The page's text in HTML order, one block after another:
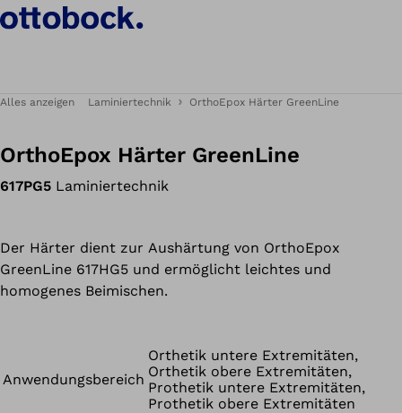
Alles anzeigen Laminiertechnik OrthoEpox Härter GreenLine
OrthoEpox Härter GreenLine
617PG5 Laminiertechnik
Der Härter dient zur Aushärtung von OrthoEpox
GreenLine 617HG5 und ermöglicht leichtes und
homogenes Beimischen.
Anwendungsbereich
Orthetik untere Extremitäten,
Orthetik obere Extremitäten,
Prothetik untere Extremitäten,
Prothetik obere Extremitäten